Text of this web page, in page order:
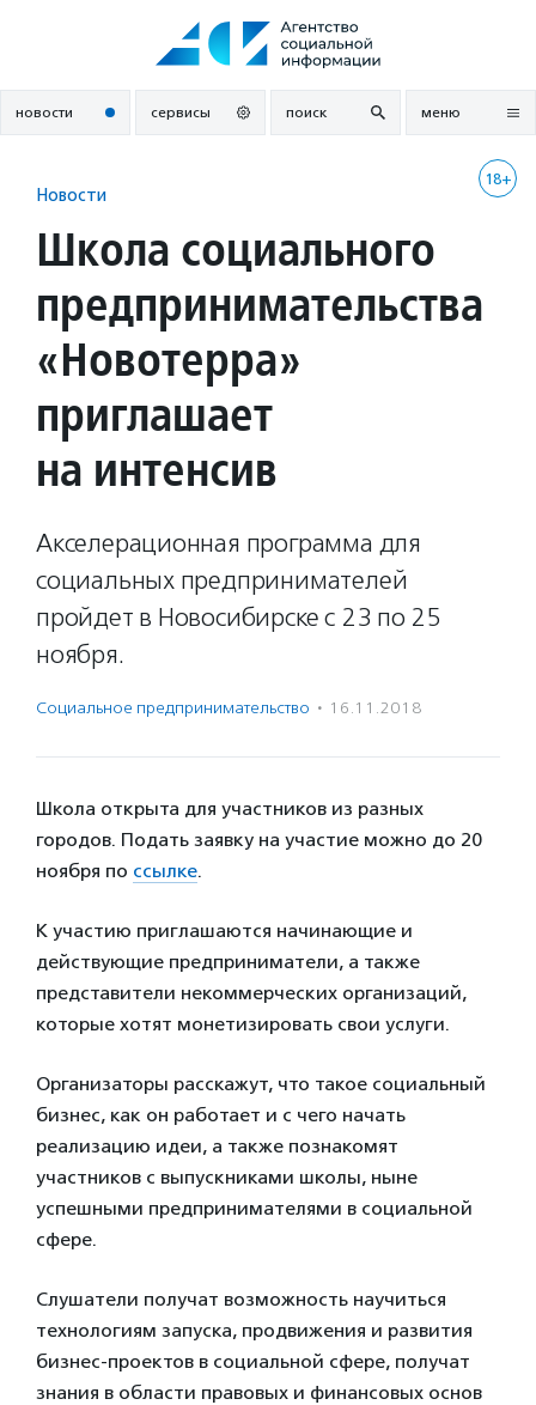
новости сервисы поиск меню
18+
Новости
Школа социального
предпринимательства
«Новотерра»
приглашает
на интенсив
Акселерационная программа для
социальных предпринимателей
пройдет в Новосибирске с 23 по 25
ноября.
Социальное предпри­нима­тель­ство · 16.11.2018
Школа открыта для участников из разных
городов. Подать заявку на участие можно до 20
ноября по ссылке.
К участию приглашаются начинающие и
действующие предприниматели, а также
представители некоммерческих организаций,
которые хотят монетизировать свои услуги.
Организаторы расскажут, что такое социальный
бизнес, как он работает и с чего начать
реализацию идеи, а также познакомят
участников с выпускниками школы, ныне
успешными предпринимателями в социальной
сфере.
Слушатели получат возможность научиться
технологиям запуска, продвижения и развития
бизнес-проектов в социальной сфере, получат
знания в области правовых и финансовых основ